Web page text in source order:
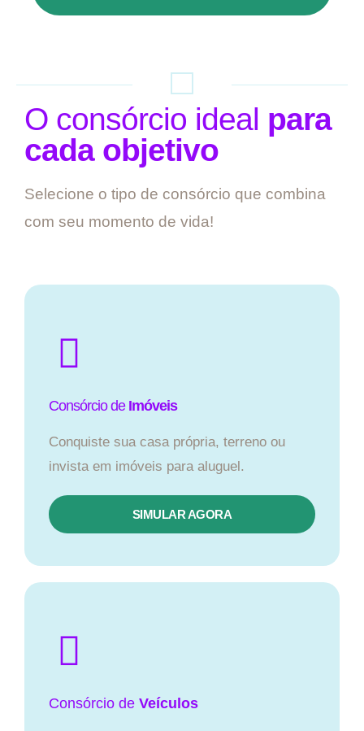
O consórcio ideal para
cada objetivo
Selecione o tipo de consórcio que combina
com seu momento de vida!
Consórcio de Imóveis
Conquiste sua casa própria, terreno ou
invista em imóveis para aluguel.
SIMULAR AGORA​
Consórcio de Veículos